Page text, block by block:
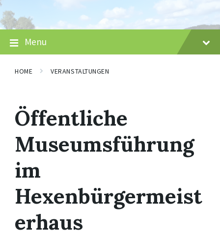
Skip
to
content
Skip
to
main
navigation
Skip
to
footer
Menu
HOME VERANSTALTUNGEN
Öffentliche
Museumsführung
im
Hexenbürgermeist
erhaus